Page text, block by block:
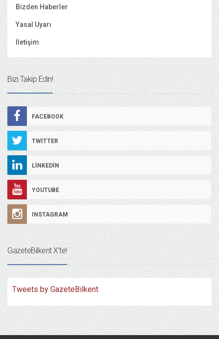
Bizden Haberler
Yasal Uyarı
İletişim
Bizi Takip Edin!
FACEBOOK
TWITTER
LINKEDIN
YOUTUBE
INSTAGRAM
GazeteBilkent X’te!
Tweets by GazeteBilkent